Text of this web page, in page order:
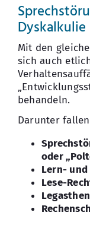
Dyskalkulie
Mit den
sich auch
behandeln.
Darunter
oder
Lern-
Lese-